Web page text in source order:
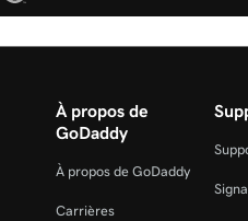
À propos de
GoDaddy
À propos de GoDaddy
Carrières